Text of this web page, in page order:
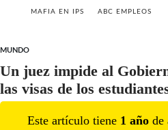
MAFIA EN IPS ABC EMPLEOS
MUNDO
Un juez impide al
las visas de los
Este artículo tiene 1 año de